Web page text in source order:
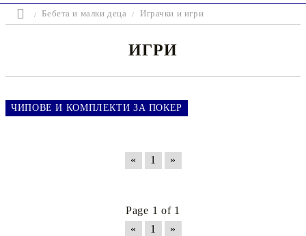
Бебета и малки деца Играчки и игри
ИГРИ
ЧИПОВЕ И КОМПЛЕКТИ ЗА ПОКЕР
« 1 »
Page 1 of 1
«
1 »